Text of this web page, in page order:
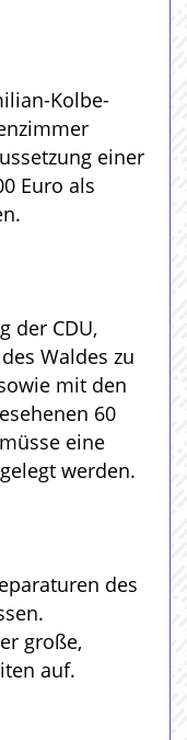
Kolbe-
einer
Euro als
der CDU,
Waldes zu
mit den
60
eine
werden.
des
große,
auf.